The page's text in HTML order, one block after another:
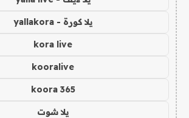
يلا كورة - yallakora
kora live
kooralive
koora 365
يلا شوت